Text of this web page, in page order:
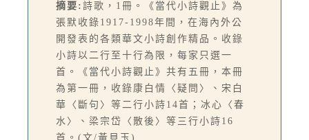
摘要: 詩歌，1冊。《當代小詩觀止》為
張默收錄1917-1998年間，在海內外公
開發表的各類華文小詩創作精品。收錄
小詩以二行至十行為限，每家只選一
首。《當代小詩觀止》共有五冊，本冊
為第一冊，收錄康白情〈疑問〉、宋白
華〈斷句〉等二行小詩14首；冰心〈春
水〉、梁宗岱〈散後〉等三行小詩16
首。(文/黃貝玉)